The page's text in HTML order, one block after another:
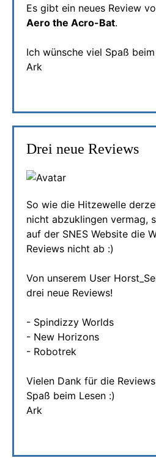
Es gibt ein neues Review
Aero the Acro-Bat.
Ich wünsche viel Spaß beim
Ark
Drei neue Reviews
So wie die Hitzewelle
nicht abzuklingen vermag,
auf der SNES Website die
Reviews nicht ab :)
Von unserem User
drei neue Reviews!
- Spindizzy Worlds
- New Horizons
- Robotrek
Vielen Dank für die
Spaß beim Lesen :)
Ark